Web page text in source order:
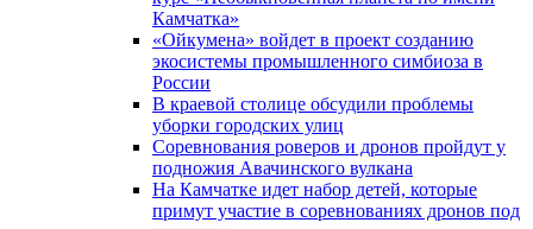
Камчатка»
«Ойкумена» войдет в проект созданию
экосистемы промышленного симбиоза в
России
В краевой столице обсудили проблемы
уборки городских улиц
Соревнования роверов и дронов пройдут у
подножия Авачинского вулкана
На Камчатке идет набор детей, которые
примут участие в соревнованиях дронов под